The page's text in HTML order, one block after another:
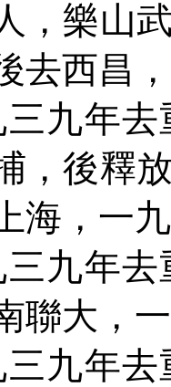
，樂山
去西昌
三九年
，後釋
海，一
三九年
聯大，
三九年